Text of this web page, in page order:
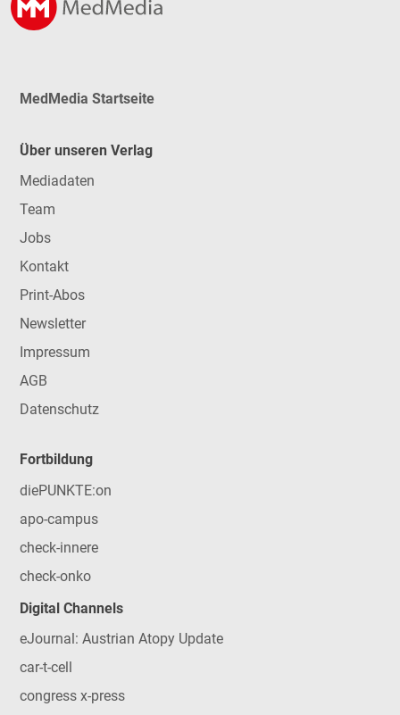
MedMedia Startseite
Über unseren Verlag
Mediadaten
Team
Jobs
Kontakt
Print-Abos
Newsletter
Impressum
AGB
Datenschutz
Fortbildung
diePUNKTE:on
apo-campus
check-innere
check-onko
Digital Channels
eJournal: Austrian Atopy Update
car-t-cell
congress x-press